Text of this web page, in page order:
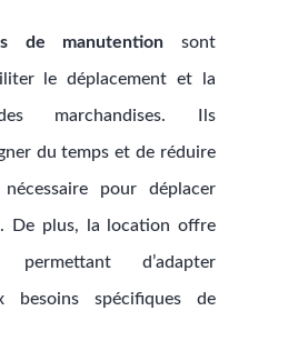
de manutention sont
le déplacement et la
marchandises. Ils
du temps et de réduire
nécessaire pour déplacer
De plus, la location offre
d’adapter
besoins spécifiques de